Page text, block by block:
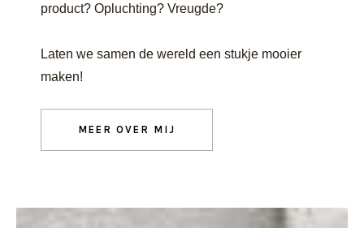
product? Opluchting? Vreugde?
Laten we samen de wereld een stukje mooier
maken!
MEER OVER MIJ